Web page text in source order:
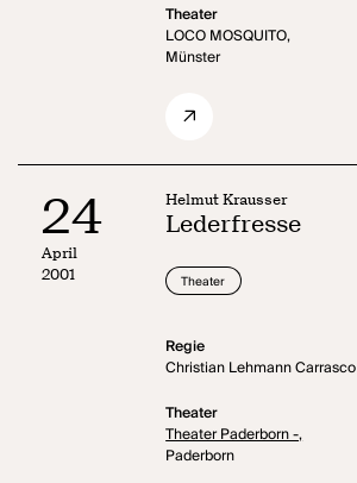
Theater
LOCO MOSQUITO,
Münster
24
April
2001
Helmut Krausser
Lederfresse
Theater
Regie
Christian Lehmann Carrasco
Theater
Theater Paderborn -,
Paderborn